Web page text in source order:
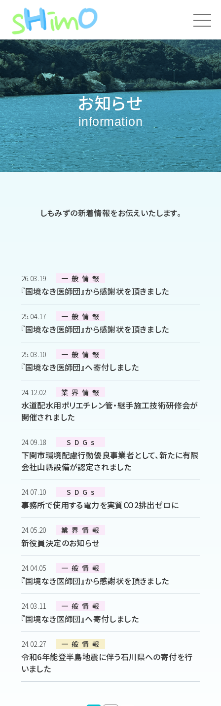
お知らせ
information
しもみずの新着情報をお伝えいたします。
26.03.19 一般情報
『国境なき医師団』から感謝状を頂きました
25.04.17 一般情報
『国境なき医師団』から感謝状を頂きました
25.03.10 一般情報
『国境なき医師団』へ寄付しました
24.12.02 業界情報
水道配水用ポリエチレン管・継手施工技術研修会が
開催されました
24.09.18 SDGs
下関市環境配慮行動優良事業者として、新たに有限
会社山縣設備が認定されました
24.07.10 SDGs
事務所で使用する電力を実質CO2排出ゼロに
24.05.20 業界情報
新役員決定のお知らせ
24.04.05 一般情報
『国境なき医師団』から感謝状を頂きました
24.03.11 一般情報
『国境なき医師団』へ寄付しました
24.02.27 一般情報
令和6年能登半島地震に伴う石川県への寄付を行
いました